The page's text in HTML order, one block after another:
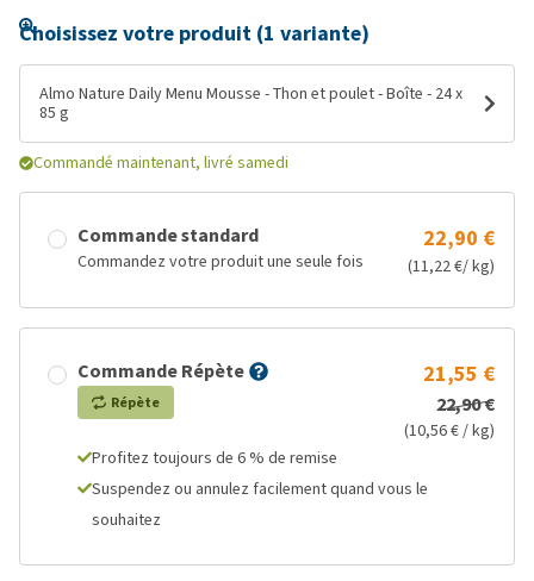
Choisissez votre produit (1 variante)
Almo Nature Daily Menu Mousse - Thon et poulet - Boîte - 24 x
85 g
Commandé maintenant, livré samedi
Commande standard
Commandez votre produit une seule fois
22,90 €
(11,22 €/ kg)
Commande Répète
Répète
21,55 €
22,90 €
(10,56 € / kg)
Profitez toujours de 6 % de remise
Suspendez ou annulez facilement quand vous le
souhaitez